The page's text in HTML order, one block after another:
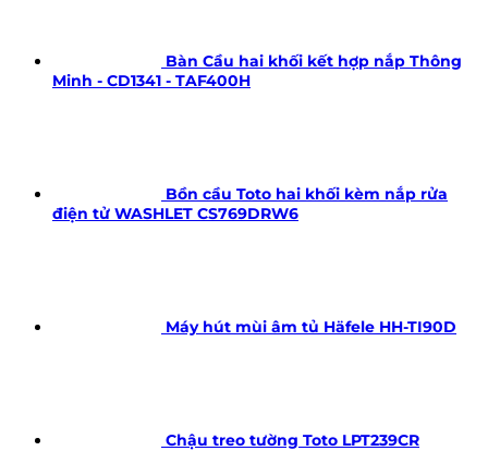
Bàn Cầu hai khối kết hợp nắp Thông
Minh - CD1341 - TAF400H
Bồn cầu Toto hai khối kèm nắp rửa
điện tử WASHLET CS769DRW6
Máy hút mùi âm tủ Häfele HH-TI90D
Chậu treo tường Toto LPT239CR